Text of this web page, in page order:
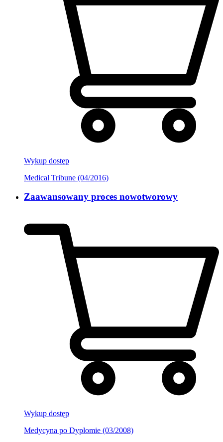
Wykup dostęp
Medical Tribune (04/2016)
Zaawansowany proces nowotworowy
Wykup dostęp
Medycyna po Dyplomie (03/2008)